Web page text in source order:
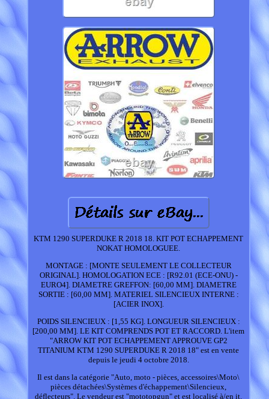
KTM 1290 SUPERDUKE R 2018 18. KIT POT ECHAPPEMENT
NOKAT HOMOLOGUEE.
MONTAGE : [MONTE SEULEMENT LE COLLECTEUR
ORIGINAL]. HOMOLOGATION ECE : [R92.01 (ECE-ONU) -
EURO4]. DIAMETRE GREFFON: [60,00 MM]. DIAMETRE
SORTIE : [60,00 MM]. MATERIEL SILENCIEUX INTERNE :
[ACIER INOX].
POIDS SILENCIEUX : [1,55 KG]. LONGUEUR SILENCIEUX :
[200,00 MM]. LE KIT COMPRENDS POT ET RACCORD. L'item
"ARROW KIT POT ECHAPPEMENT APPROUVE GP2
TITANIUM KTM 1290 SUPERDUKE R 2018 18" est en vente
depuis le jeudi 4 octobre 2018.
Il est dans la catégorie "Auto, moto - pièces, accessoires\Moto\
pièces détachées\Systèmes d'échappement\Silencieux,
déflecteurs". Le vendeur est "mototopgun" et est localisé à/en it.